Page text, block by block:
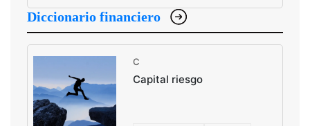
Diccionario financiero
C
Capital riesgo